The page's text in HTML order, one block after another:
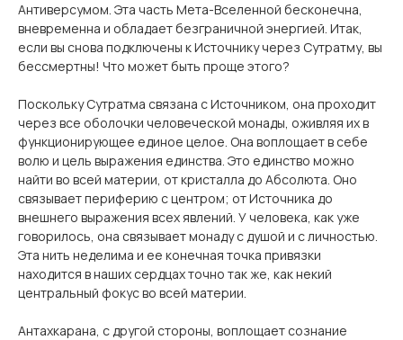
Антиверсумом. Эта часть Мета-Вселенной бесконечна,
вневременна и обладает безграничной энергией. Итак,
если вы снова подключены к Источнику через Сутратму, вы
бессмертны! Что может быть проще этого?
Поскольку Сутратма связана с Источником, она проходит
через все оболочки человеческой монады, оживляя их в
функционирующее единое целое. Она воплощает в себе
волю и цель выражения единства. Это единство можно
найти во всей материи, от кристалла до Абсолюта. Оно
связывает периферию с центром; от Источника до
внешнего выражения всех явлений. У человека, как уже
говорилось, она связывает монаду с душой и с личностью.
Эта нить неделима и ее конечная точка привязки
находится в наших сердцах точно так же, как некий
центральный фокус во всей материи.
Антахкарана, с другой стороны, воплощает сознание